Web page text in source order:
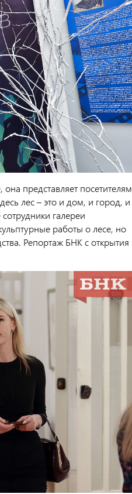
представляет посетителям
лес – это и дом, и город, и
галереи
работы о лесе, но
Репортаж БНК с открытия